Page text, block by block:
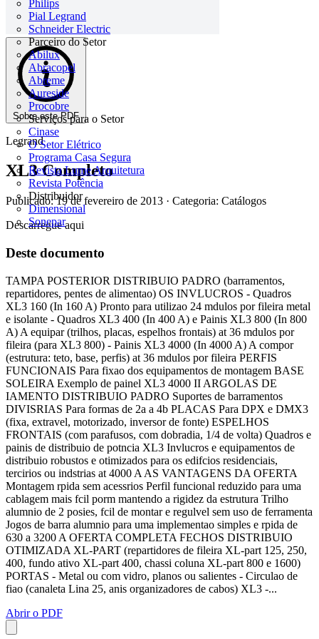
Philips
Pial Legrand
Schneider Electric
Parceiro do Setor
Abilux
Abracopel
Abreme
Aureside
Procobre
Serviços para o Setor
Cinase
O Setor Elétrico
Programa Casa Segura
Revista Lume Arquitetura
Revista Potência
Distribuidor
Dimensional
Sonepar
Sobre este PDF
Legrand
XL3 Completo
Publicado: 19 de fevereiro de 2013 · Categoria: Catálogos
Descarregue aqui
Deste documento
TAMPA POSTERIOR DISTRIBUIO PADRO (barramentos,
repartidores, pentes de alimentao) OS INVLUCROS - Quadros
XL3 160 (In 160 A) Pronto para utilizao 24 mdulos por fileira metal
e isolante - Quadros XL3 400 (In 400 A) e Painis XL3 800 (In 800
A) A equipar (trilhos, placas, espelhos frontais) at 36 mdulos por
fileira (para XL3 800) - Painis XL3 4000 (In 4000 A) A compor
(estrutura: teto, base, perfis) at 36 mdulos por fileira PERFIS
FUNCIONAIS Para fixao dos equipamentos de montagem BASE
SOLEIRA Exemplo de painel XL3 4000 II ARGOLAS DE
IAMENTO DISTRIBUIO PADRO Suportes de barramentos
DIVISRIAS Para formas de 2a a 4b PLACAS Para DPX e DMX3
(fixa, extravel, motorizado, inversor de fonte) ESPELHOS
FRONTAIS (com parafusos, com dobradia, 1/4 de volta) Quadros e
painis de distribuio de potncia XL3 Invlucros e equipamentos de
distribuio robustos e otimizados para os edifcios residenciais,
tercirios ou indstrias at 4000 A AS VANTAGENS DA OFERTA
Montagem rpida sem acessrios Perfil funcional reduzido para uma
cablagem mais fcil porm mantendo a rigidez da estrutura Trilho
alumnio de 2 posies, fcil de montar e regulvel sem uso de ferramenta
Jogos de barra alumnio para uma implementao simples e rpida de
630 a 3200 A OFERTA COMPLETA FECHOS DISTRIBUIO
OTIMIZADA XL-PART (repartidores de fileira XL-part 125, 250,
400, fundo ativo XL-part 400, chassi coluna XL-part 800 e 1600)
PORTAS - Metal ou com vidro, planos ou salientes - Circulao de
fiao (canaleta Lina 25, anis organizadores de cabos) XL3 -...
Abrir o PDF